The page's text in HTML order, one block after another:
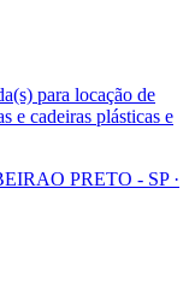
para locação de
e cadeiras plásticas e
PRETO - SP ·